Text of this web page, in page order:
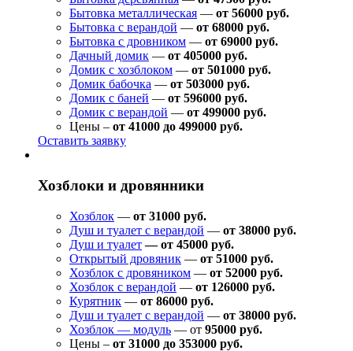
Бытовка металлическая — от 56000 руб.
Бытовка с верандой — от 68000 руб.
Бытовка с дровником — от 69000 руб.
Дачный домик — от 405000 руб.
Домик с хозблоком — от 501000 руб.
Домик бабочка — от 503000 руб.
Домик с баней — от 596000 руб.
Домик с верандой — от 499000 руб.
Цены – от 41000 до 499000 руб.
Оставить заявку
Хозблоки и дровянники
Хозблок — от 31000 руб.
Душ и туалет с верандой — от 38000 руб.
Душ и туалет— от 45000 руб.
Открытый дровяник — от 51000 руб.
Хозблок с дровяником — от 52000 руб.
Хозблок с верандой — от 126000 руб.
Курятник — от 86000 руб.
Душ и туалет с верандой — от 38000 руб.
Хозблок — модуль — от 95000 руб.
Цены – от 31000 до 353000 руб.